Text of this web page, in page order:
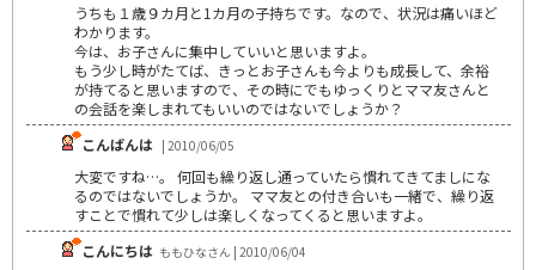
うちも１歳９カ月と1カ月の子持ちです。なので、状況は痛いほど
わかります。
今は、お子さんに集中していいと思いますよ。
もう少し時がたてば、きっとお子さんも今よりも成長して、余裕
が持てると思いますので、その時にでもゆっくりとママ友さんと
の会話を楽しまれてもいいのではないでしょうか？
こんばんは | 2010/06/05
大変ですね…。 何回も繰り返し通っていたら慣れてきてましにな
るのではないでしょうか。 ママ友との付き合いも一緒で、繰り返
すことで慣れて少しは楽しくなってくると思いますよ。
こんにちは ももひなさん | 2010/06/04